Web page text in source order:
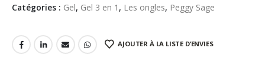
Catégories : Gel, Gel 3 en 1 , Les ongles, Peggy Sage
AJOUTER À LA LISTE D’ENVIES